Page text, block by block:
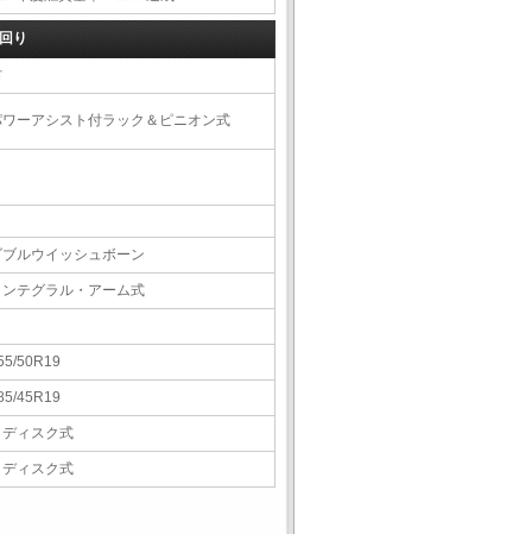
り
ーアシスト付ラック＆ピニオン式
ルウイッシュボーン
テグラル・アーム式
50R19
45R19
ィスク式
ィスク式